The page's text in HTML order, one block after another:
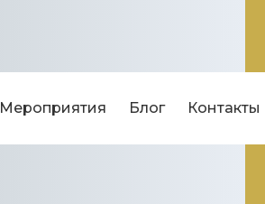
Мероприятия Блог Контакты